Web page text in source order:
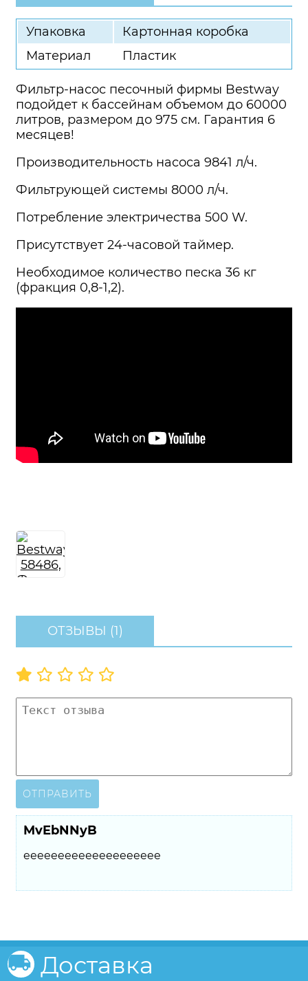
Упаковка
Картонная коробка
Материал
Пластик
Фильтр-насос песочный фирмы Bestway
подойдет к бассейнам объемом до 60000
литров, размером до 975 см. Гарантия 6
месяцев!
Производительность насоса 9841 л/ч.
Фильтрующей системы 8000 л/ч.
Потребление электричества 500 W.
Присутствует 24-часовой таймер.
Необходимое количество песка 36 кг
(фракция 0,8-1,2).
ОТЗЫВЫ (1)
ОТПРАВИТЬ
MvEbNNyB
eeeeeeeeeeeeeeeeeeee
Доставка